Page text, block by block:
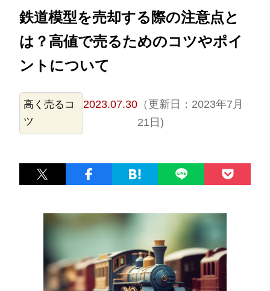
鉄道模型を売却する際の注意点と
は？高値で売るためのコツやポイ
ントについて
高く売るコ
ツ
2023.07.30（更新日：2023年7月
21日)